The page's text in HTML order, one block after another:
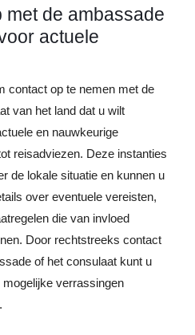
met de ambassade
actuele
contact op te nemen met de
van het land dat u wilt
en nauwkeurige
reisadviezen. Deze instanties
de lokale situatie en kunnen u
over eventuele vereisten,
die van invloed
Door rechtstreeks contact
of het consulaat kunt u
verrassingen